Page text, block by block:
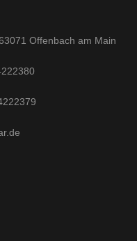
Offenbach am Main